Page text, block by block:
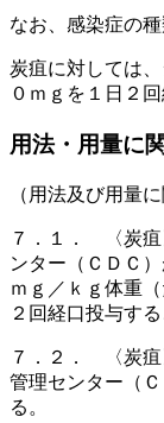
なお、感染症の
炭疽に対しては
０ｍｇを１日２回
用法・用量に
（用法及び用量
７．１． 〈炭疽
ンター（ＣＤＣ
ｍｇ／ｋｇ体重
２回経口投与す
７．２． 〈炭疽
管理センター（
る。